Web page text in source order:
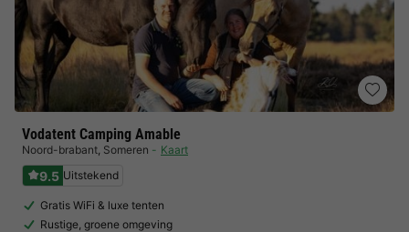
Vodatent Camping Amable
Noord-brabant, Someren Kaart
9.5 Uitstekend
Gratis WiFi & luxe tenten
Rustige, groene omgeving